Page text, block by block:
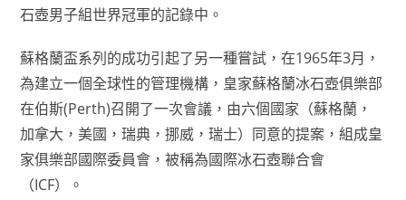
石壺男子組世界冠軍的記錄中。
蘇格蘭盃系列的成功引起了另一種嘗試，在1965年3月，
為建立一個全球性的管理機構，皇家蘇格蘭冰石壺俱樂部
在伯斯(Perth)召開了一次會議，由六個國家（蘇格蘭，
加拿大，美國，瑞典，挪威，瑞士）同意的提案，組成皇
家俱樂部國際委員會，被稱為國際冰石壺聯合會
（ICF）。